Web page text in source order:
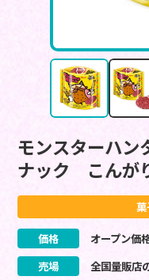
モンスターハ
ナック こんが
価格
オープン価
売場
全国量販店